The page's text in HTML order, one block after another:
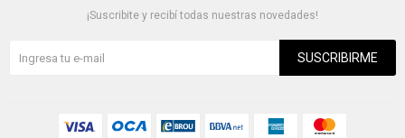
¡Suscribite y recibí todas nuestras novedades!
SUSCRIBIRME